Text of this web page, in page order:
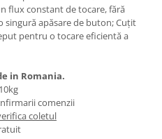
flux constant de tocare, fără
singură apăsare de buton; Cuțit
pentru o tocare eficientă a
in Romania.
comenzii
coletul